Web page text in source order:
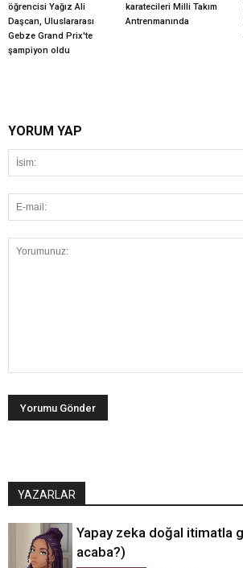
öğrencisi Yağız Ali
Daşcan, Uluslararası
Gebze Grand Prix'te
şampiyon oldu
karatecileri Milli Takım
Antrenmanında
YORUM YAP
YAZARLAR
Yapay zeka doğal itimatla
acaba?)